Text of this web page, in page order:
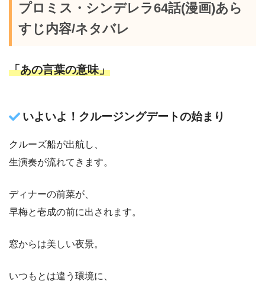
プロミス・シンデレラ64話(漫画)あら
すじ内容/ネタバレ
「あの言葉の意味」
いよいよ！クルージングデートの始まり
クルーズ船が出航し、
生演奏が流れてきます。
ディナーの前菜が、
早梅と壱成の前に出されます。
窓からは美しい夜景。
いつもとは違う環境に、